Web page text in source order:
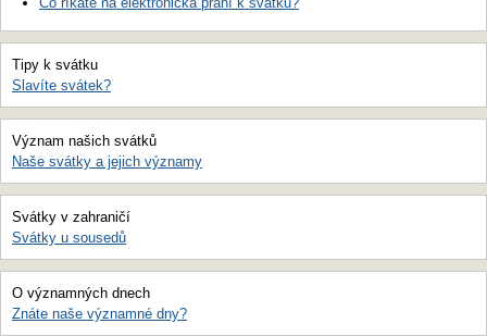
Tipy k svátku
Slavíte svátek?
Význam našich svátků
Naše svátky a jejich významy
Svátky v zahraničí
Svátky u sousedů
O významných dnech
Znáte naše významné dny?